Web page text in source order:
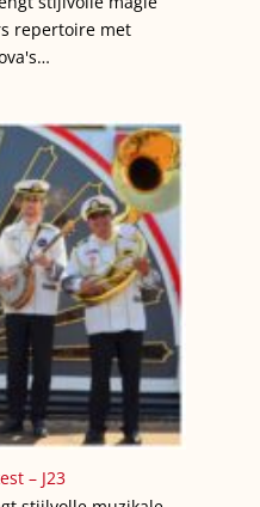
repertoire met
– J23